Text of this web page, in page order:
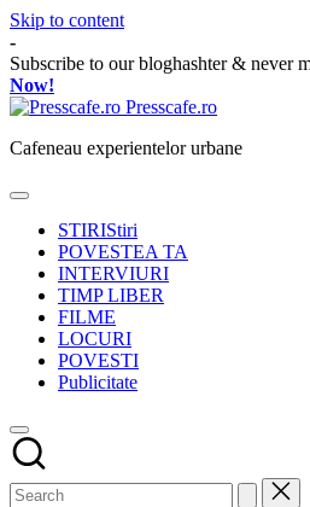
Skip to content
-
Subscribe to our bloghashter & never
Now!
Presscafe.ro
Cafeneau experientelor urbane
STIRIStiri
POVESTEA TA
INTERVIURI
TIMP LIBER
FILME
LOCURI
POVESTI
Publicitate